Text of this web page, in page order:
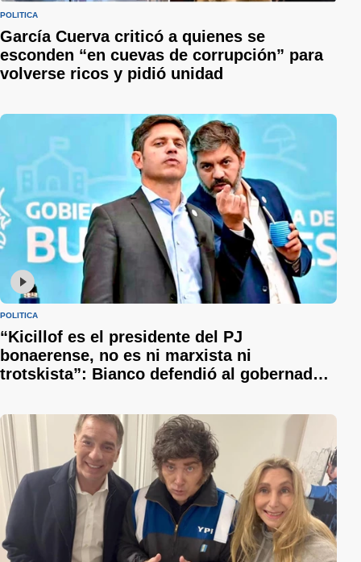
POLÍTICA
García Cuerva criticó a quienes se
esconden “en cuevas de corrupción” para
volverse ricos y pidió unidad
POLÍTICA
“Kicillof es el presidente del PJ
bonaerense, no es ni marxista ni
trotskista”: Bianco defendió al gobernador